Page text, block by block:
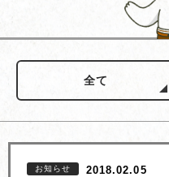
全て
お知らせ 2018.02.05